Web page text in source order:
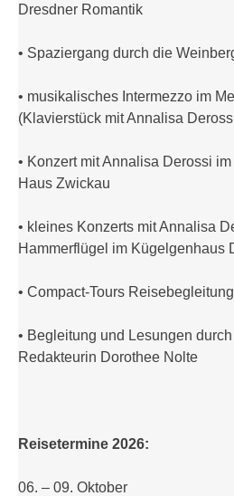
Dresdner Romantik
• Spaziergang durch die
• musikalisches Intermezzo im
(Klavierstück mit Annalisa
• Konzert mit Annalisa Derossi
Haus Zwickau
• kleines Konzerts mit Annalisa
Hammerflügel im Kügelgenhaus
• Compact-Tours
• Begleitung und Lesungen
Redakteurin Dorothee Nolte
Reisetermine 2026:
06. – 09. Oktober